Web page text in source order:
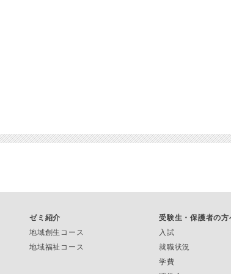
ゼミ紹介
地域創生コース
地域福祉コース
受験生・保護者の方
入試
就職状況
学費